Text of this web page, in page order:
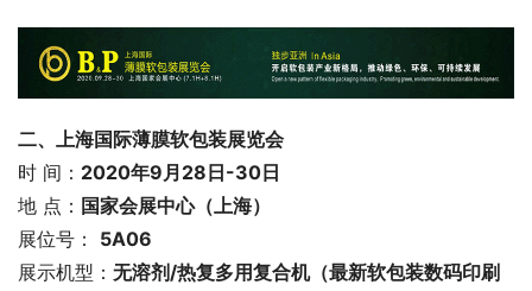
二、上海国际薄膜软包装展览会
时 间： 2020年9月28日-30日
地 点： 国家会展中心（上海）
展位号： 5A06
展示机型： 无溶剂/热复多用复合机（最新软包装数码印刷